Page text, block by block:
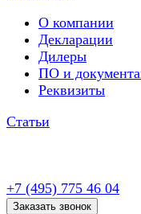
О компании
Декларации
Дилеры
ПО и
Реквизиты
Статьи
+7 (495) 775 46 04
Заказать звонок